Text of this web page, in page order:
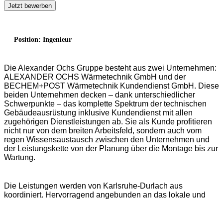
Jetzt bewerben
Position: Ingenieur
Die Alexander Ochs Gruppe besteht aus zwei Unternehmen:
ALEXANDER OCHS Wärmetechnik GmbH und der
BECHEM+POST Wärmetechnik Kundendienst GmbH. Diese
beiden Unternehmen decken – dank unterschiedlicher
Schwerpunkte – das komplette Spektrum der technischen
Gebäudeausrüstung inklusive Kundendienst mit allen
zugehörigen Dienstleistungen ab. Sie als Kunde profitieren
nicht nur von dem breiten Arbeitsfeld, sondern auch vom
regen Wissensaustausch zwischen den Unternehmen und
der Leistungskette von der Planung über die Montage bis zur
Wartung.
Die Leistungen werden von Karlsruhe-Durlach aus
koordiniert. Hervorragend angebunden an das lokale und